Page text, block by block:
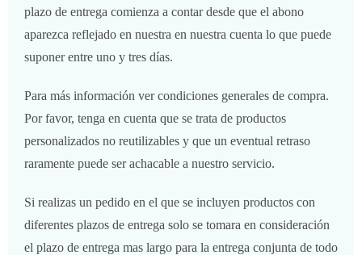
plazo de entrega comienza a contar desde que el abono
aparezca reflejado en nuestra en nuestra cuenta lo que puede
suponer entre uno y tres días.
Para más información ver condiciones generales de compra.
Por favor, tenga en cuenta que se trata de productos
personalizados no reutilizables y que un eventual retraso
raramente puede ser achacable a nuestro servicio.
Si realizas un pedido en el que se incluyen productos con
diferentes plazos de entrega solo se tomara en consideración
el plazo de entrega mas largo para la entrega conjunta de todo